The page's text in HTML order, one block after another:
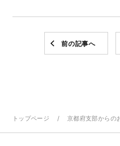
前の記事へ
トップページ 京都府支部からの